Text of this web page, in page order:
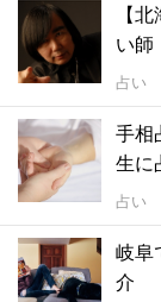
【
い師
占い
手相
生に
占い
岐阜
介